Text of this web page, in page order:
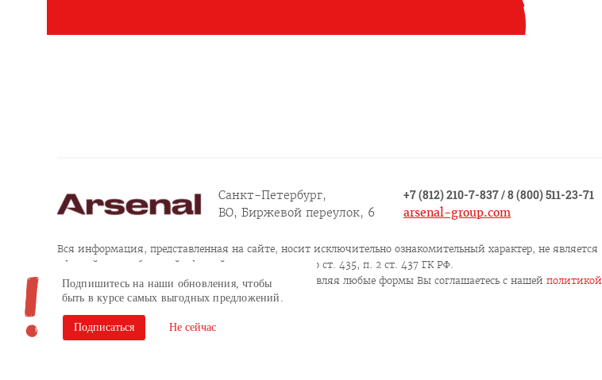
Подпишитесь на наши обновления, чтобы
быть в курсе самых выгодных предложений.
Подписаться Не сейчас
Санкт-Петербург,
ВО, Биржевой переулок, 6
+7 (812) 210-7-837/8 (800) 511-23-71
arsenal-group.com
Вся информация, представленная на сайте, носит исключительно ознакомительный характер, не является
офертой или публичной офертой в соответствии со ст. 435, п. 2 ст. 437 ГК РФ.
Продолжая пользоваться сайтом, заполняя и отправляя любые формы Вы соглашаетесь c нашей политикой
конфиденциальности
Согласие на обработку персональных данных
Сайт разработан в Brandson